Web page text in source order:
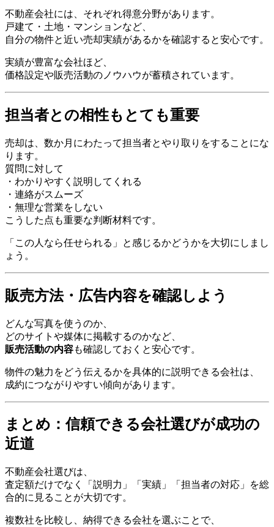
不動産会社には、それぞれ得意分野があります。
戸建て・土地・マンションなど、
自分の物件と近い売却実績があるかを確認すると安心です。
実績が豊富な会社ほど、
価格設定や販売活動のノウハウが蓄積されています。
担当者との相性もとても重要
売却は、数か月にわたって担当者とやり取りをすることにな
ります。
質問に対して
・わかりやすく説明してくれる
・連絡がスムーズ
・無理な営業をしない
こうした点も重要な判断材料です。
「この人なら任せられる」と感じるかどうかを大切にしまし
ょう。
販売方法・広告内容を確認しよう
どんな写真を使うのか、
どのサイトや媒体に掲載するのかなど、
販売活動の内容も確認しておくと安心です。
物件の魅力をどう伝えるかを具体的に説明できる会社は、
成約につながりやすい傾向があります。
まとめ：信頼できる会社選びが成功の
近道
不動産会社選びは、
査定額だけでなく「説明力」「実績」「担当者の対応」を総
合的に見ることが大切です。
複数社を比較し、納得できる会社を選ぶことで、